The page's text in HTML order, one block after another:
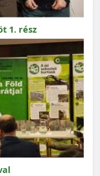
1. rész